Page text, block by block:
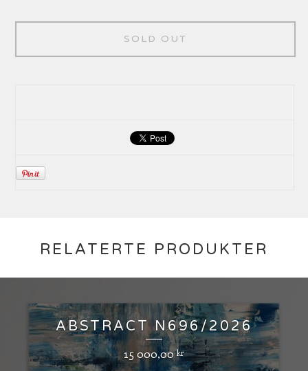
SOLD OUT
RELATERTE PRODUKTER
ABSTRACT N696/2026
15 000,00kr